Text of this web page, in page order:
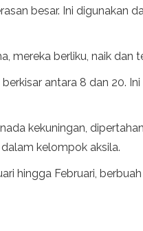
besar. Ini digunakan
mereka berliku, naik dan
antara 8 dan 20.
kekuningan,
kelompok aksila.
hingga Februari,